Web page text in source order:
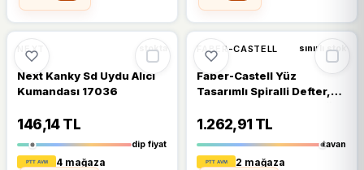
%78 %78 DÜŞTÜ
NEXT stokta
Next Kanky Sd Uydu Alıcı
Kumandası 17036
146,14 TL
dip fiyat
4 mağaza
FABER-CASTELL sınırlı stok
Faber-Castell Yüz
Tasarımlı Spiralli Defter,
Çizgili, Dayanıklı Kapak,
Asorti Renkler
1.262,91 TL
tavan
2 mağaza